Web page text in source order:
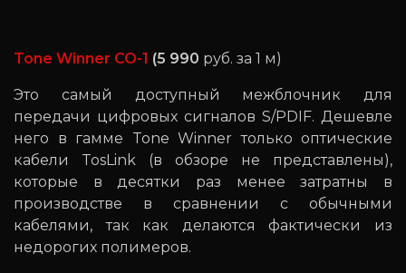
Tone Winner CO-1 (5 990 руб. за 1 м)
Это самый доступный межблочник для
передачи цифровых сигналов S/PDIF. Дешевле
него в гамме Tone Winner только оптические
кабели TosLink (в обзоре не представлены),
которые в десятки раз менее затратны в
производстве в сравнении с обычными
кабелями, так как делаются фактически из
недорогих полимеров.